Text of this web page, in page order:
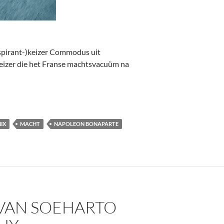
)keizer Commodus uit
die het Franse machtsvacuüm na
MACHT NAPOLEON BONAPARTE
SOEHARTO